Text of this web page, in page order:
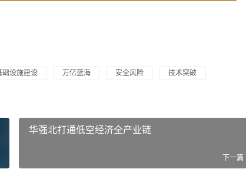
础设施建设 万亿蓝海 安全风险
技术突破
华强北打通低空经济全产业链
下一篇